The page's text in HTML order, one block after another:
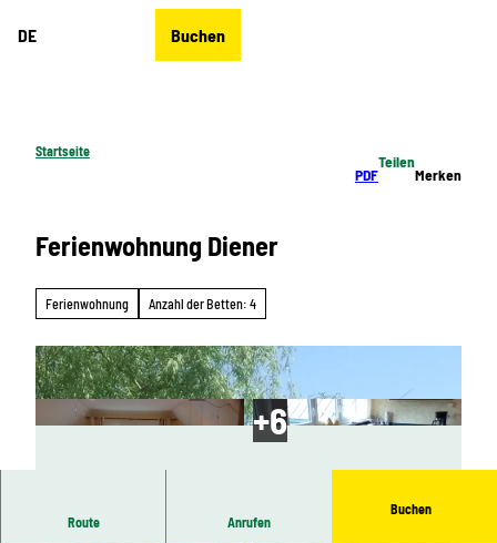
DE Buchen
Startseite
PDF
Teilen
Merken
Ferienwohnung Diener
Ferienwohnung Anzahl der Betten: 4
Route Anrufen
Buchen